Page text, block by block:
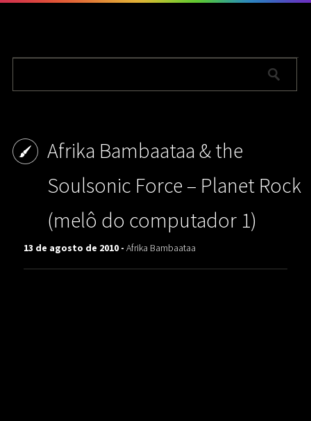
Afrika Bambaataa & the
Soulsonic Force – Planet Rock
(melô do computador 1)
13 de agosto de 2010 -Afrika Bambaataa